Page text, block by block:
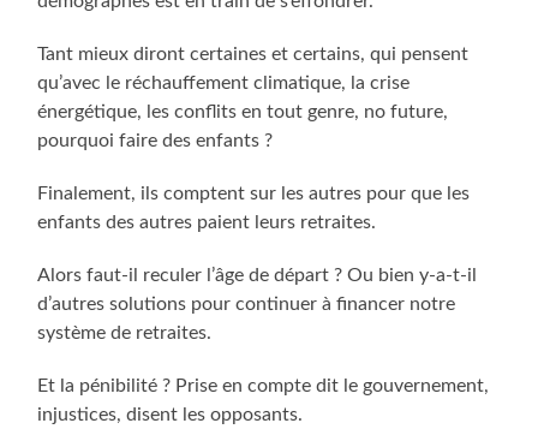
Tant mieux diront certaines et certains, qui pensent
qu’avec le réchauffement climatique, la crise
énergétique, les conflits en tout genre, no future,
pourquoi faire des enfants ?
Finalement, ils comptent sur les autres pour que les
enfants des autres paient leurs retraites.
Alors faut-il reculer l’âge de départ ? Ou bien y-a-t-il
d’autres solutions pour continuer à financer notre
système de retraites.
Et la pénibilité ? Prise en compte dit le gouvernement,
injustices, disent les opposants.